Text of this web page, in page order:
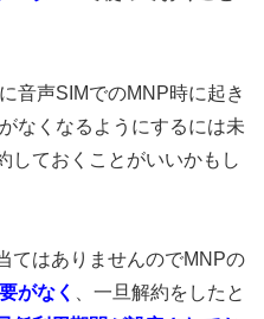
音声SIMでのMNP時に起き
なくなるようにするには未
しておくことがいいかもし
てはありませんのでMNPの
がなく 、一旦解約をしたと